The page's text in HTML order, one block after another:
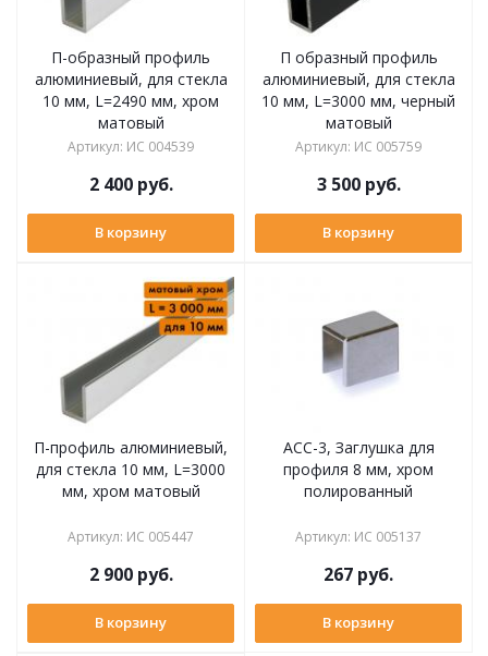
П-образный профиль
алюминиевый, для стекла
10 мм, L=2490 мм, хром
матовый
Артикул: ИС 004539
2 400руб.
В корзину
П образный профиль
алюминиевый, для стекла
10 мм, L=3000 мм, черный
матовый
Артикул: ИС 005759
3 500руб.
В корзину
П-профиль алюминиевый,
для стекла 10 мм, L=3000
мм, хром матовый
Артикул: ИС 005447
2 900руб.
В корзину
ACC-3, Заглушка для
профиля 8 мм, хром
полированный
Артикул: ИС 005137
267 руб.
В корзину